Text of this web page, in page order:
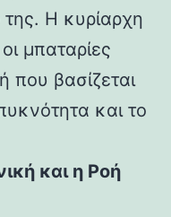
της. Η κυρίαρχη
μπαταρίες
που βασίζεται
και το
και η Ροή